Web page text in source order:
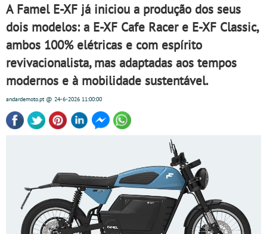
A Famel E-XF já iniciou a produção dos seus
dois modelos: a E-XF Cafe Racer e E-XF Classic,
ambos 100% elétricas e com espírito
revivacionalista, mas adaptadas aos tempos
modernos e à mobilidade sustentável.
andardemoto.pt@ 24-6-2026 11:00:00